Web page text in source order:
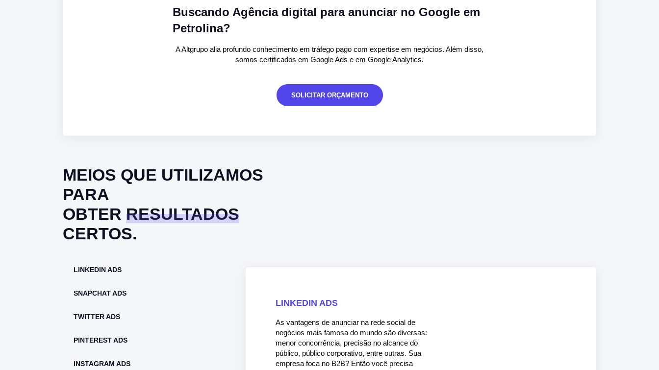
Buscando Agência digital para anunciar no Google em
Petrolina?
A Altgrupo alia profundo conhecimento em tráfego pago com expertise em negócios. Além disso,
somos certificados em Google Ads e em Google Analytics.
SOLICITAR ORÇAMENTO
MEIOS QUE UTILIZAMOS
PARA
OBTER RESULTADOS
CERTOS.
LINKEDIN ADS
SNAPCHAT ADS
TWITTER ADS
PINTEREST ADS
INSTAGRAM ADS
LINKEDIN ADS
As vantagens de anunciar na rede social de
negócios mais famosa do mundo são diversas:
menor concorrência, precisão no alcance do
público, público corporativo, entre outras. Sua
empresa foca no B2B? Então você precisa